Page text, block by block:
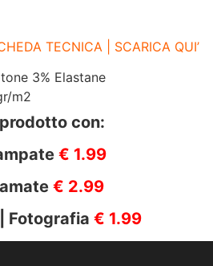
TECNICA | SCARICA QUI’
3% Elastane
m2
con:
€ 1.99
€ 2.99
Fotografia € 1.99